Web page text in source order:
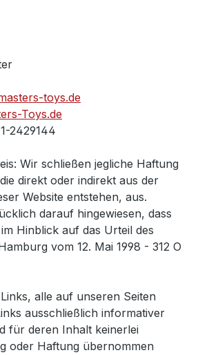
toys.de
Toys.de
2429144
Wir schließen jegliche Haftung
direkt oder indirekt aus der
Website entstehen, aus.
darauf hingewiesen, dass
Hinblick auf das Urteil des
vom 12. Mai 1998 - 312 O
alle auf unseren Seiten
ausschließlich informativer
für deren Inhalt keinerlei
oder Haftung übernommen